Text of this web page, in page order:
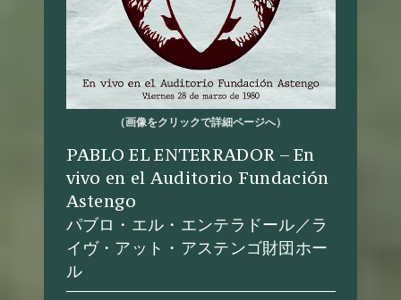
（画像をクリックで詳細ページへ）
PABLO EL ENTERRADOR – En
vivo en el Auditorio Fundación
Astengo
パブロ・エル・エンテラドール／ラ
イヴ・アット・アステンゴ財団ホー
ル